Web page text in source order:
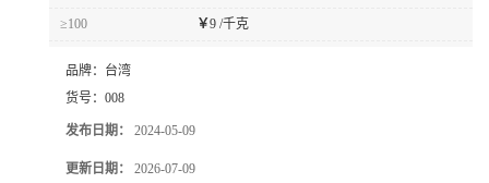
≥100 ￥9 /千克
品牌： 台湾
货号： 008
发布日期： 2024-05-09
更新日期： 2026-07-09